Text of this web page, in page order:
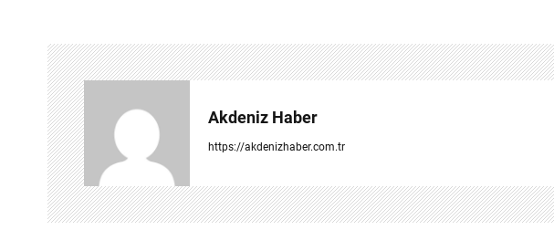
g
e
z
i
n
Akdeniz Haber
https://akdenizhaber.com.tr